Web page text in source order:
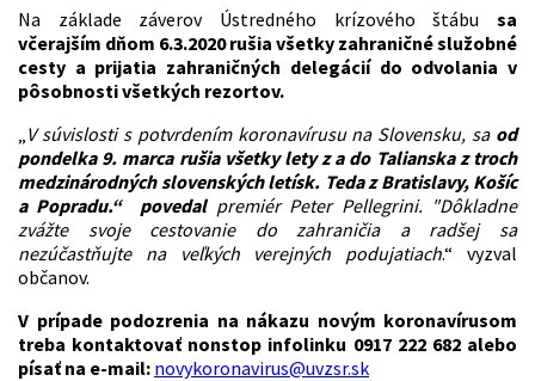
Na základe záverov Ústredného krízového štábu sa
včerajším dňom 6.3.2020 rušia všetky zahraničné služobné
cesty a prijatia zahraničných delegácií do odvolania v
pôsobnosti všetkých rezortov.
V súvislosti s potvrdením koronavírusu na Slovensku, sa od
pondelka 9. marca rušia všetky lety z a do Talianska z troch
medzinárodných slovenských letísk. Teda z Bratislavy, Košíc
a Popradu.“ povedal premiér Peter Pellegrini. "Dôkladne
zvážte svoje cestovanie do zahraničia a radšej sa
nezúčastňujte na veľkých verejných podujatiach.“ vyzval
občanov.
V prípade podozrenia na nákazu novým koronavírusom
treba kontaktovať nonstop infolinku 0917 222 682 alebo
písať na e-mail: novykoronavirus@uvzsr.sk